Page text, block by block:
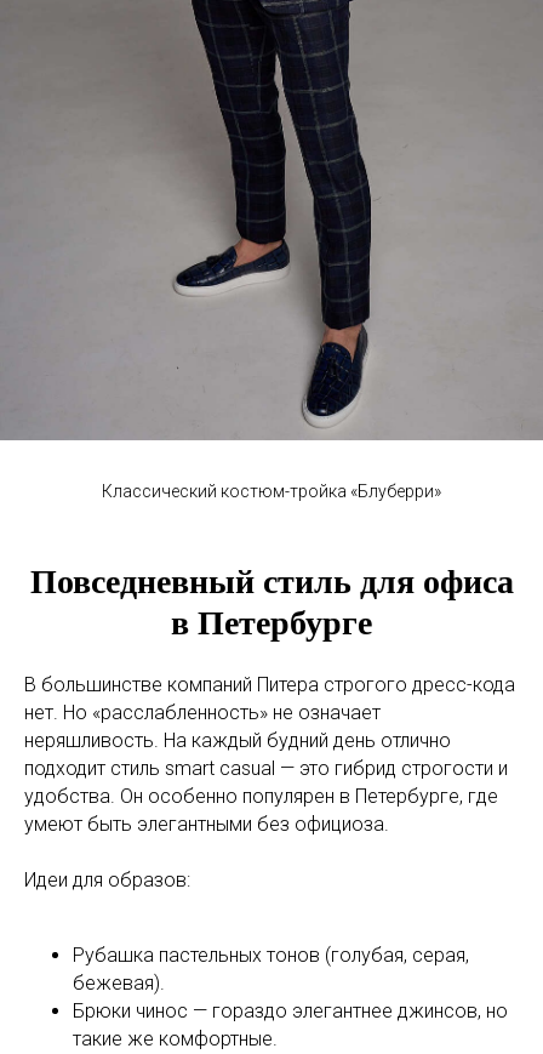
Классический костюм-тройка «Блуберри»
Повседневный стиль для офиса
в Петербурге
В большинстве компаний Питера строгого дресс-кода
нет. Но «расслабленность» не означает
неряшливость. На каждый будний день отлично
подходит стиль smart casual — это гибрид строгости и
удобства. Он особенно популярен в Петербурге, где
умеют быть элегантными без официоза.
Идеи для образов:
Рубашка пастельных тонов (голубая, серая,
бежевая).
Брюки чинос — гораздо элегантнее джинсов, но
такие же комфортные.